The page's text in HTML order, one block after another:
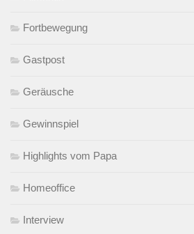
Fortbewegung
Gastpost
Geräusche
Gewinnspiel
Highlights vom Papa
Homeoffice
Interview